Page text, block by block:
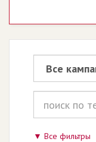
Все фильтры